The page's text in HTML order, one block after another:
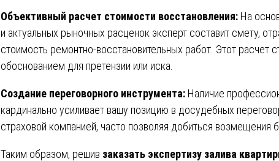
Объективный расчет стоимости восстановления: На
и актуальных рыночных расценок эксперт составит смету,
стоимость ремонтно-восстановительных работ. Этот расчет
обоснованием для претензии или иска.
Создание переговорного инструмента: Наличие
кардинально усиливает вашу позицию в досудебных
страховой компанией, часто позволяя добиться возмещения
Таким образом, решив заказать экспертизу залива